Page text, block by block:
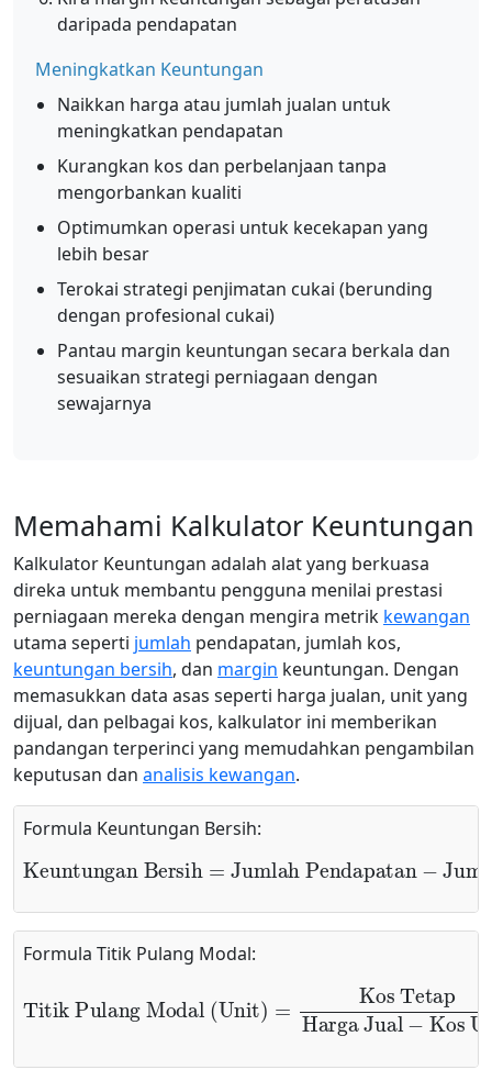
daripada pendapatan
Meningkatkan Keuntungan
Naikkan harga atau jumlah jualan untuk
meningkatkan pendapatan
Kurangkan kos dan perbelanjaan tanpa
mengorbankan kualiti
Optimumkan operasi untuk kecekapan yang
lebih besar
Terokai strategi penjimatan cukai (berunding
dengan profesional cukai)
Pantau margin keuntungan secara berkala dan
sesuaikan strategi perniagaan dengan
sewajarnya
Memahami Kalkulator Keuntungan
Kalkulator Keuntungan adalah alat yang berkuasa
direka untuk membantu pengguna menilai prestasi
perniagaan mereka dengan mengira metrik kewangan
utama seperti jumlah pendapatan, jumlah kos,
keuntungan bersih, dan margin keuntungan. Dengan
memasukkan data asas seperti harga jualan, unit yang
dijual, dan pelbagai kos, kalkulator ini memberikan
pandangan terperinci yang memudahkan pengambilan
keputusan dan analisis kewangan.
Formula Keuntungan Bersih:
Keuntungan Bersih =
Jumlah Pendapatan−Jumlah Kos
Formula Titik Pulang Modal:
Kos Tetap